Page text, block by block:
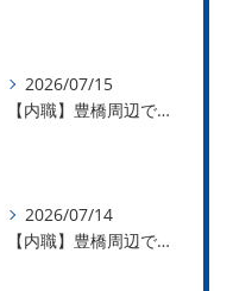
2026/07/15
【内職】豊橋周辺で内職のお仕事を探している方募集中！【急な学級閉鎖も安心】
2026/07/14
【内職】豊橋周辺で内職のお仕事を探している方募集中！【内職さまのお声②】